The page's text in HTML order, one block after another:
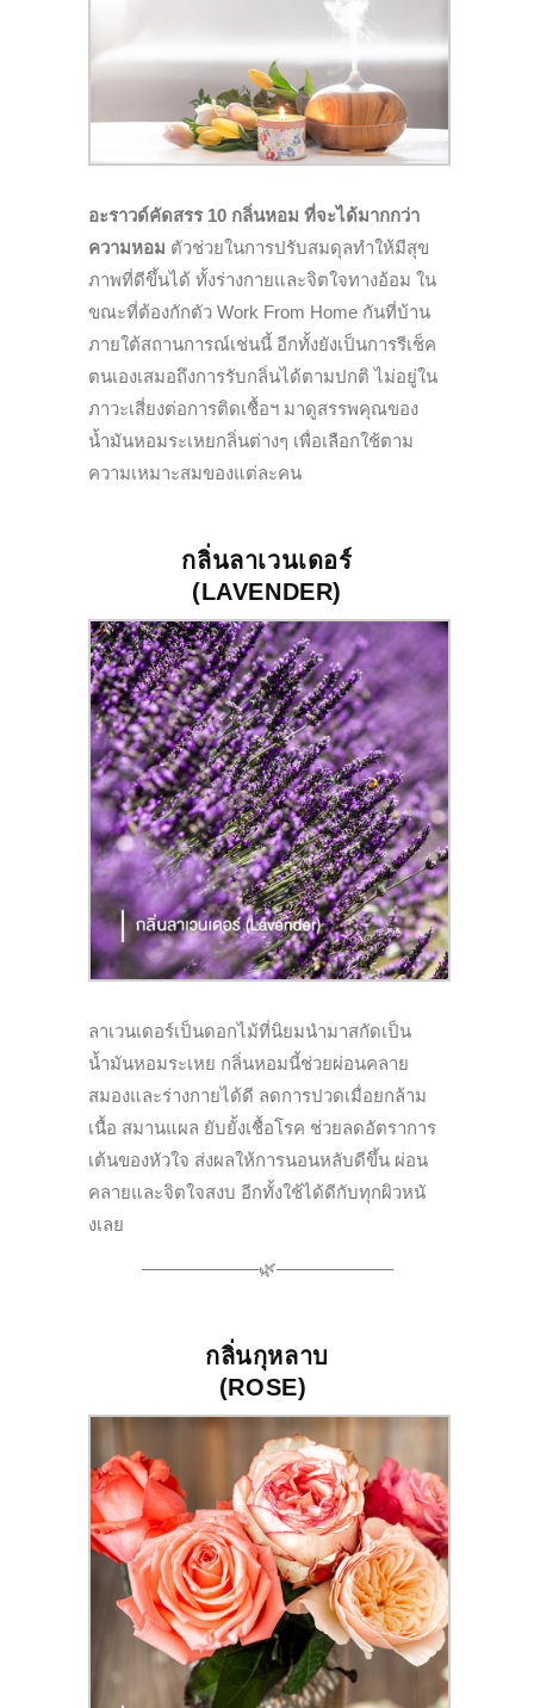
อะราวด์คัดสรร 10 กลิ่นหอม ที่จะได้มากกว่า
ความหอม ตัวช่วยในการปรับสมดุลทำให้มีสุข
ภาพที่ดีขึ้นได้ ทั้งร่างกายและจิตใจทางอ้อม ใน
ขณะที่ต้องกักตัว Work From Home กันที่บ้าน
ภายใต้สถานการณ์เช่นนี้ อีกทั้งยังเป็นการรีเช็ค
ตนเองเสมอถึงการรับกลิ่นได้ตามปกติ ไม่อยู่ใน
ภาวะเสี่ยงต่อการติดเชื้อฯ มาดูสรรพคุณของ
น้ำมันหอมระเหยกลิ่นต่างๆ เพื่อเลือกใช้ตาม
ความเหมาะสมของแต่ละคน
กลิ่นลาเวนเดอร์
(LAVENDER)
ลาเวนเดอร์เป็นดอกไม้ที่นิยมนำมาสกัดเป็น
น้ำมันหอมระเหย กลิ่นหอมนี้ช่วยผ่อนคลาย
สมองและร่างกายได้ดี ลดการปวดเมื่อยกล้าม
เนื้อ สมานแผล ยับยั้งเชื้อโรค ช่วยลดอัตราการ
เต้นของหัวใจ ส่งผลให้การนอนหลับดีขึ้น ผ่อน
คลายและจิตใจสงบ อีกทั้งใช้ได้ดีกับทุกผิวหนั
งเลย
——————–🌿——————–
กลิ่นกุหลาบ
(ROSE)